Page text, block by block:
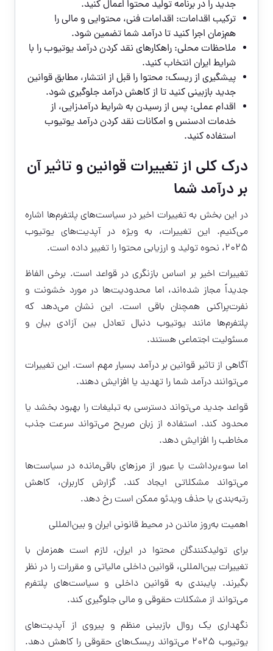
جدید را در برنامه تولید محتوا اعمال کنید.
ترکیب اقدامات: اقدامات فنی، محتوایی و مالی را
هم‌زمان اجرا کنید تا درآمد شما تضمین شود.
ملاحظات محلی: راهکارهای نقد کردن درآمد یوتیوب را با
شرایط ایران انتخاب کنید.
پیشگیری از ریسک: محتوا را قبل از انتشار، مطابق قوانین
جدید بازبینی کنید تا از کاهش درآمد جلوگیری شود.
اقدام عملی: پس از رسیدن به شرایط درآمدزایی، از
خدمات ادسنس و امکانات نقد کردن درآمد یوتیوب
استفاده کنید.
درک کلی از تغییرات قوانین و تاثیر آن
بر درآمد شما
در این بخش به تغییرات اخیر در سیاست‌های پلتفرم‌ها اشاره
می‌کنیم. این تغییرات، به ویژه در آپدیت‌های یوتیوب
2025، نحوه تولید و ارزیابی محتوا را تغییر داده است.
تغییرات اخیر بر اساس بازنگری در قواعد است. برخی الفاظ
جدیداً مجاز شده‌اند، اما محدودیت‌ها در مورد خشونت و
نفرت‌پراکنی همچنان باقی است. این نشان می‌دهد که
پلتفرم‌ها مانند یوتیوب دنبال تعادل بین آزادی بیان و
مسئولیت اجتماعی هستند.
آگاهی از تاثیر قوانین بر درآمد بسیار مهم است. این تغییرات
می‌توانند درآمد شما را تهدید یا افزایش دهند.
قواعد جدید می‌تواند دسترسی به تبلیغات را بهبود بخشد یا
محدود کند. استفاده از زبان صریح می‌تواند سرعت جذب
مخاطب را افزایش دهد.
اما سوءبرداشت یا عبور از مرزهای باقی‌مانده در سیاست‌ها
می‌تواند مشکلاتی ایجاد کند. گزارش کاربران، کاهش
رتبه‌بندی یا حذف ویدئو ممکن است رخ دهد.
اهمیت به‌روز ماندن در محیط قانونی ایران و بین‌المللی
برای تولیدکنندگان محتوا در ایران، لازم است همزمان با
تغییرات بین‌المللی، قوانین داخلی مالیاتی و مقررات را در نظر
بگیرند. پایبندی به قوانین داخلی و سیاست‌های پلتفرم
می‌تواند از مشکلات حقوقی و مالی جلوگیری کند.
نگهداری یک روال بازبینی منظم و پیروی از آپدیت‌های
یوتیوب 2025 می‌تواند ریسک‌های حقوقی را کاهش دهد.